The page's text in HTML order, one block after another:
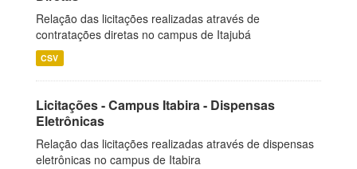
Relação das licitações realizadas através de
contratações diretas no campus de Itajubá
CSV
Licitações - Campus Itabira - Dispensas
Eletrônicas
Relação das licitações realizadas através de dispensas
eletrônicas no campus de Itabira